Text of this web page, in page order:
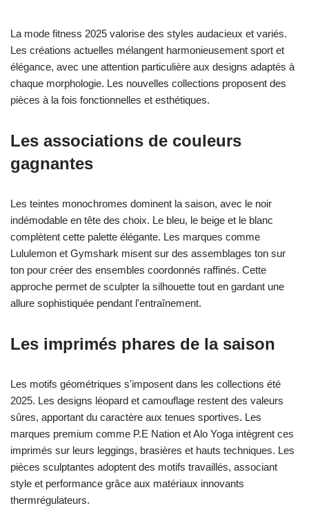
La mode fitness 2025 valorise des styles audacieux et variés.
Les créations actuelles mélangent harmonieusement sport et
élégance, avec une attention particulière aux designs adaptés à
chaque morphologie. Les nouvelles collections proposent des
pièces à la fois fonctionnelles et esthétiques.
Les associations de couleurs
gagnantes
Les teintes monochromes dominent la saison, avec le noir
indémodable en tête des choix. Le bleu, le beige et le blanc
complètent cette palette élégante. Les marques comme
Lululemon et Gymshark misent sur des assemblages ton sur
ton pour créer des ensembles coordonnés raffinés. Cette
approche permet de sculpter la silhouette tout en gardant une
allure sophistiquée pendant l'entraînement.
Les imprimés phares de la saison
Les motifs géométriques s'imposent dans les collections été
2025. Les designs léopard et camouflage restent des valeurs
sûres, apportant du caractère aux tenues sportives. Les
marques premium comme P.E Nation et Alo Yoga intègrent ces
imprimés sur leurs leggings, brasières et hauts techniques. Les
pièces sculptantes adoptent des motifs travaillés, associant
style et performance grâce aux matériaux innovants
thermrégulateurs.